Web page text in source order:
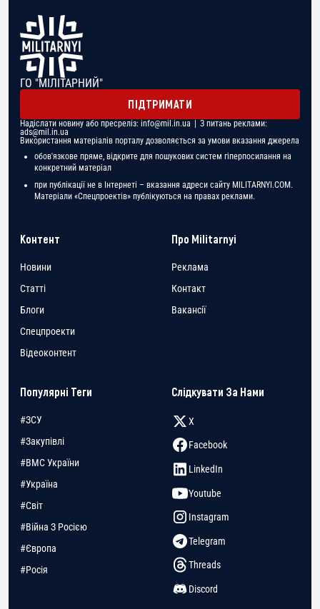
ГО "МІЛІТАРНИЙ"
ПІДТРИМАТИ
Надіслати новину або пресреліз: info@mil.in.ua | З питань реклами:
ads@mil.in.ua
Використання матеріалів порталу дозволяється за умови вказання джерела
обов'язкове пряме, відкрите для пошукових систем гіперпосилання на
конкретний матеріал
при публікації не в Інтернеті – вказання адреси сайту MILITARNYI.COM.
Матеріали «Спецпроектів» публікуються на правах реклами.
Контент
Новини
Статті
Блоги
Спецпроекти
Відеоконтент
Про Militarnyi
Реклама
Контакт
Вакансії
Популярні Теги
#ЗСУ
#Закупівлі
#ВМС України
#Україна
#Світ
#Війна З Росією
#Європа
#Росія
Слідкувати За Нами
X
Facebook
LinkedIn
Youtube
Instagram
Telegram
Threads
Discord